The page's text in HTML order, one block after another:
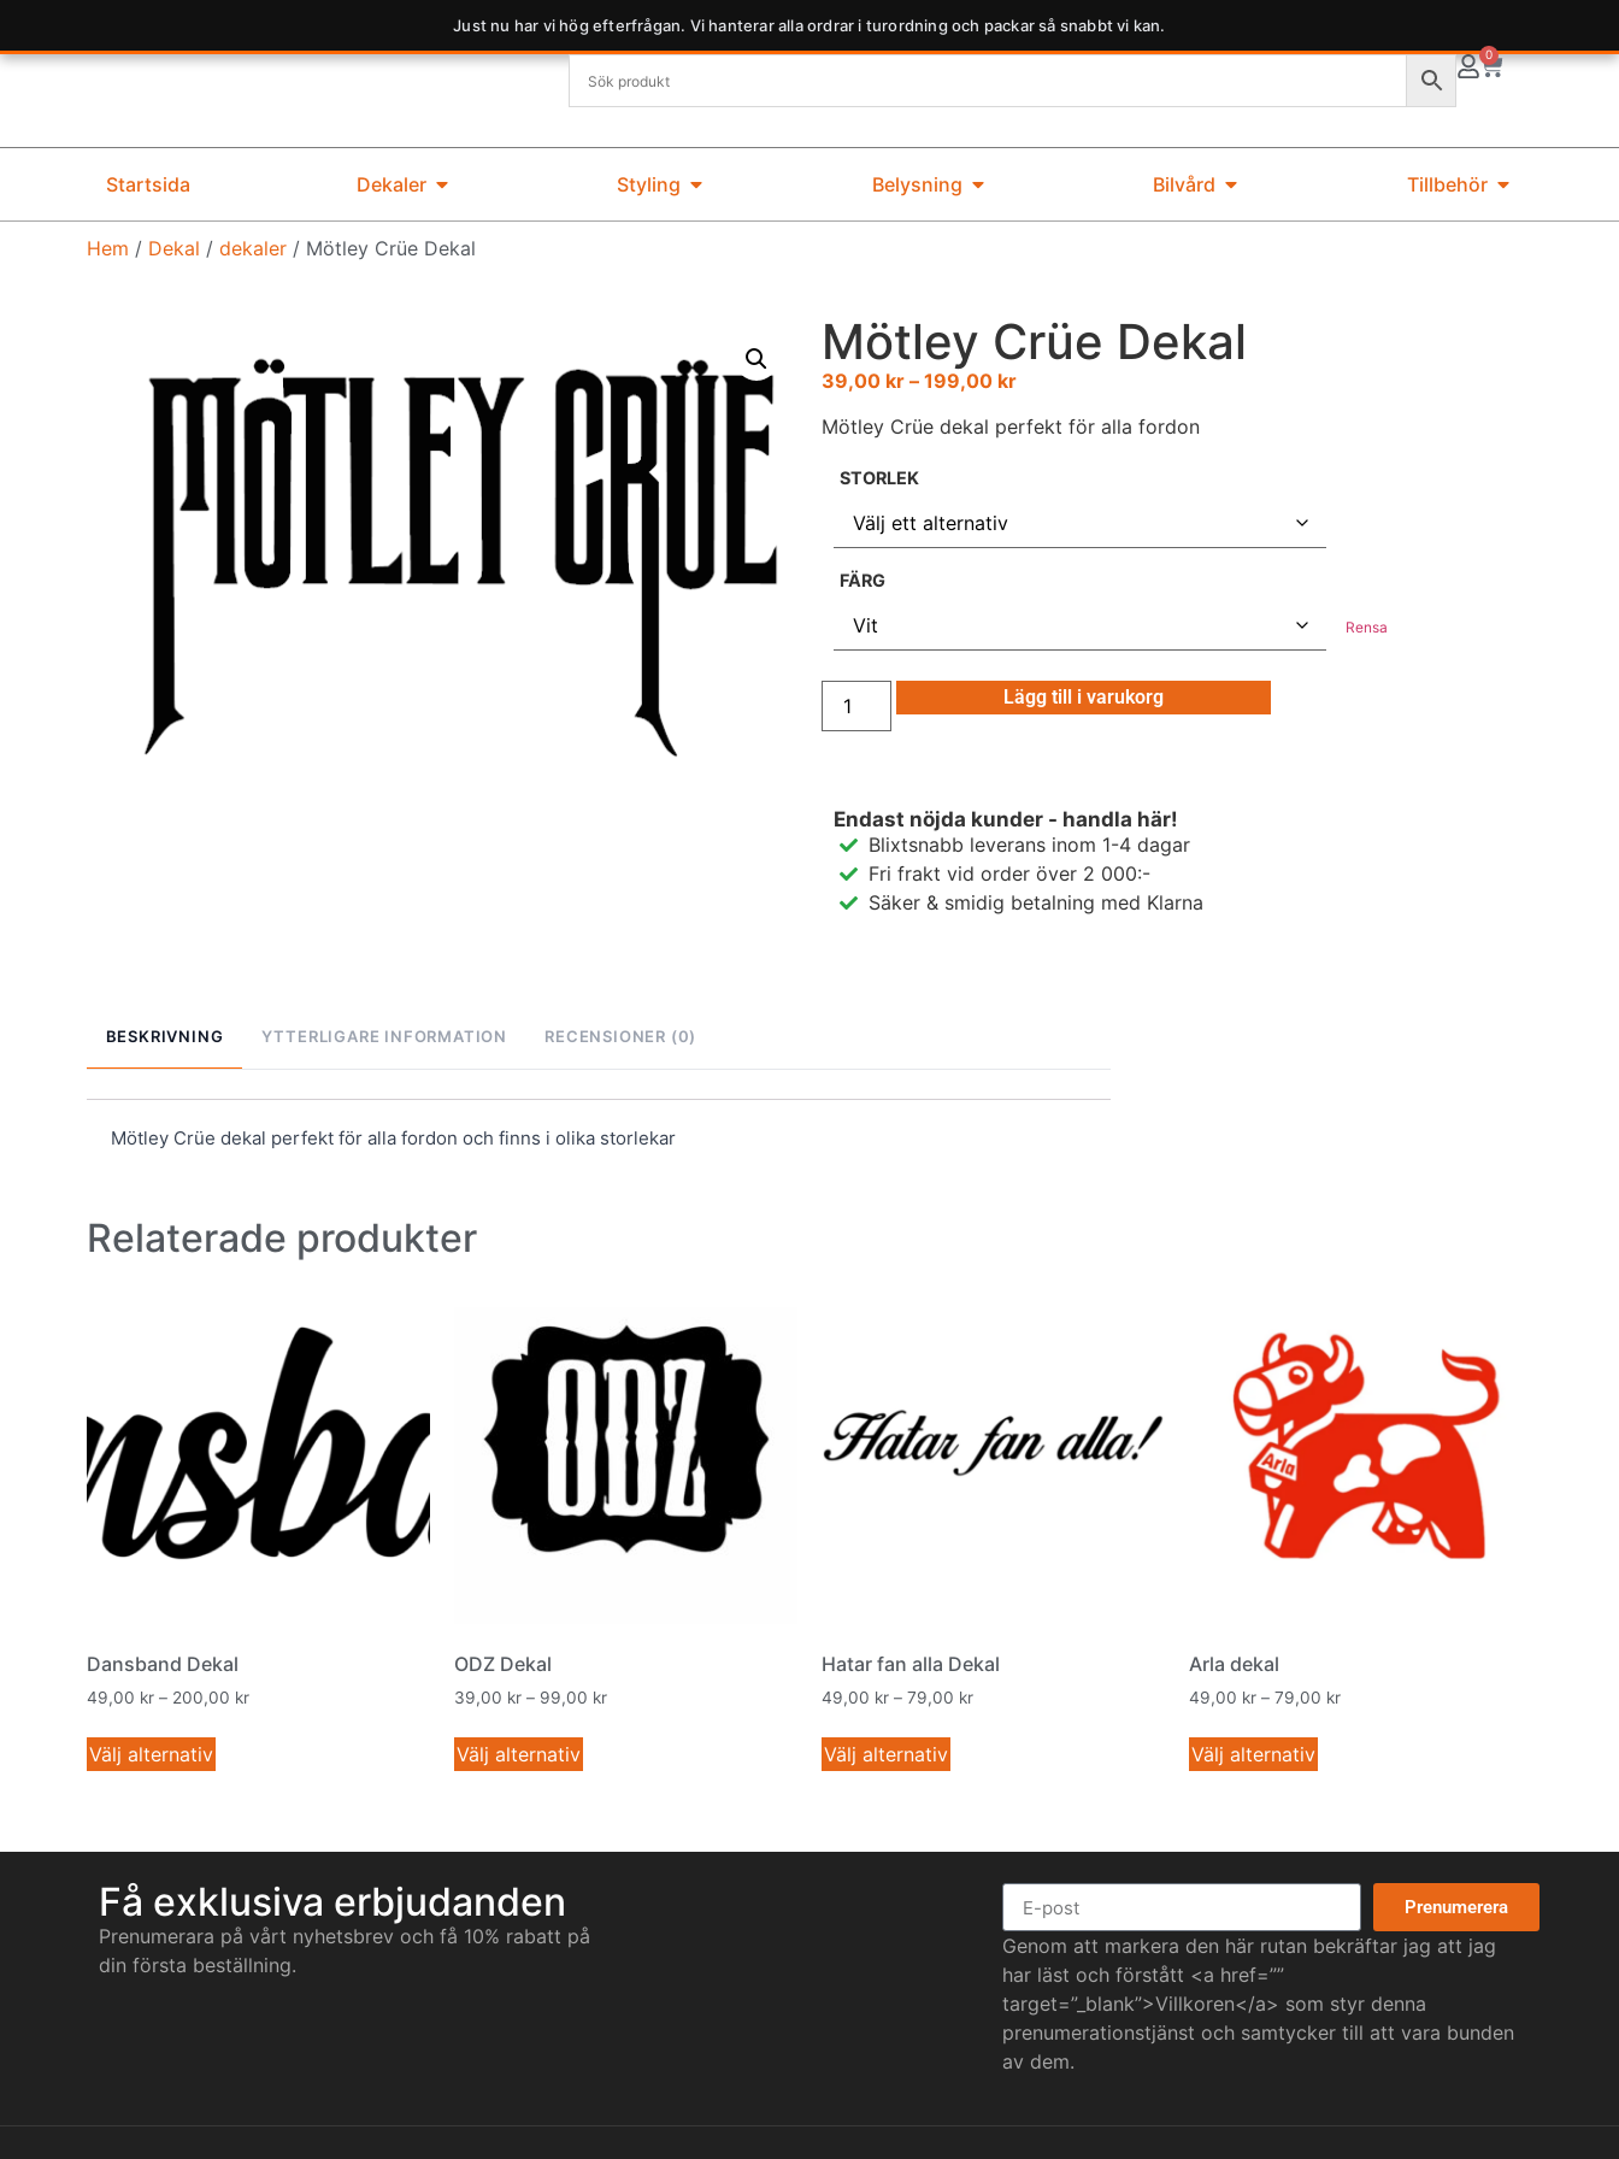
Just nu har vi hög efterfrågan. Vi hanterar alla ordrar i turordning och packar så snabbt vi kan.
0
Startsida Dekaler Styling Belysning Bilvård Tillbehör
Hem / Dekal / dekaler / Mötley Crüe Dekal
Mötley Crüe Dekal
39,00 kr – 199,00 kr
Mötley Crüe dekal perfekt för alla fordon
STORLEK
FÄRG
Rensa
Lägg till i varukorg
Endast nöjda kunder - handla här!
Blixtsnabb leverans inom 1-4 dagar
Fri frakt vid order över 2 000:-
Säker & smidig betalning med Klarna
BESKRIVNING YTTERLIGARE INFORMATION RECENSIONER (0)
Mötley Crüe dekal perfekt för alla fordon och finns i olika storlekar
Relaterade produkter
Dansband Dekal
49,00 kr – 200,00 kr
Välj alternativ
ODZ Dekal
39,00 kr – 99,00 kr
Välj alternativ
Hatar fan alla Dekal
49,00 kr – 79,00 kr
Välj alternativ
Arla dekal
49,00 kr – 79,00 kr
Välj alternativ
Få exklusiva erbjudanden
Prenumerara på vårt nyhetsbrev och få 10% rabatt på
din första beställning.
Prenumerera
Genom att markera den här rutan bekräftar jag att jag
har läst och förstått <a href=””
target=”_blank”>Villkoren</a> som styr denna
prenumerationstjänst och samtycker till att vara bunden
av dem.